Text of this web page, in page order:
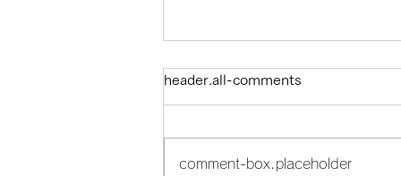
header.all-comments
comment-box.placeholder